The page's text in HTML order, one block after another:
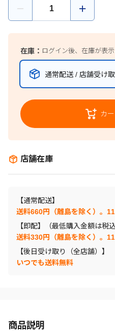
在庫： ログイン後、在庫が表
通常配送 / 店舗受け取
カ
店舗在庫
【通常配送】
送料660円（離島を除く）。
【即配】（最低購入金額は税
送料330円（離島を除く）。
【後日受け取り（全店舗）】
いつでも送料無料
商品説明